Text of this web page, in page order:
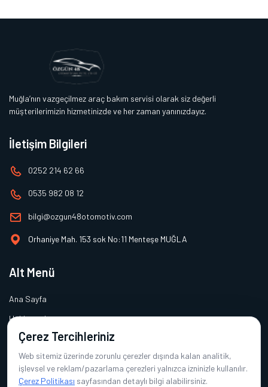
Muğla’nın vazgeçilmez araç bakım servisi olarak siz değerli
müşterilerimizin hizmetinizde ve her zaman yanınızdayız.
İletişim Bilgileri
0252 214 62 66
0535 982 08 12
bilgi@ozgun48otomotiv.com
Orhaniye Mah. 153 sok No:11 Menteşe MUĞLA
Alt Menü
Ana Sayfa
Hakkımızda
Hizmetler
Galeri
İletişim
Çerez Tercihleriniz
Web sitemiz üzerinde zorunlu çerezler dışında kalan analitik,
işlevsel ve reklam/pazarlama çerezleri yalnızca izninizle kullanılır.
Çerez Politikası sayfasından detaylı bilgi alabilirsiniz.